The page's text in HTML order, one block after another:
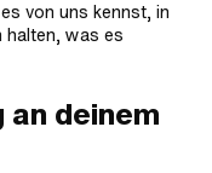
von uns kennst, in
halten, was es
an deinem